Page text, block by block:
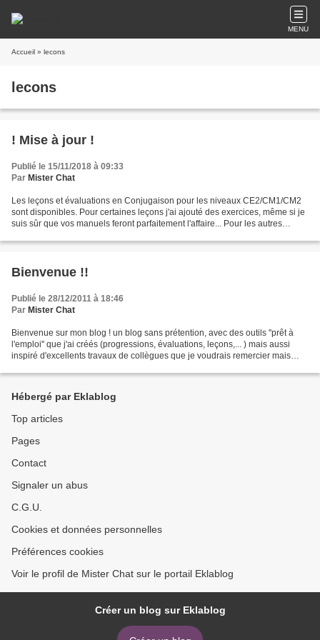
MENU
Accueil » lecons
lecons
! Mise à jour !
Publié le 15/11/2018 à 09:33
Par Mister Chat
Les leçons et évaluations en Conjugaison pour les niveaux CE2/CM1/CM2
sont disponibles. Pour certaines leçons j'ai ajouté des exercices, même si je
suis sûr que vos manuels feront parfaitement l'affaire... Pour les autres
Bienvenue !!
Publié le 28/12/2011 à 18:46
Par Mister Chat
Bienvenue sur mon blog ! un blog sans prétention, avec des outils ''prêt à
l'emploi'' que j'ai créés (progressions, évaluations, leçons,... ) mais aussi
inspiré d'excellents travaux de collègues que je voudrais remercier mais
Hébergé par Eklablog
Top articles
Pages
Contact
Signaler un abus
C.G.U.
Cookies et données personnelles
Préférences cookies
Voir le profil de Mister Chat sur le portail Eklablog
Créer un blog sur Eklablog